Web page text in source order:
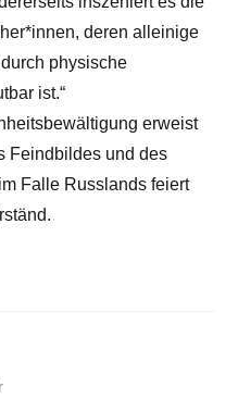
deren alleinige
physische
ist.“
erweist
Feindbildes und des
Falle Russlands feiert